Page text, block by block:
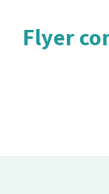
Flyer